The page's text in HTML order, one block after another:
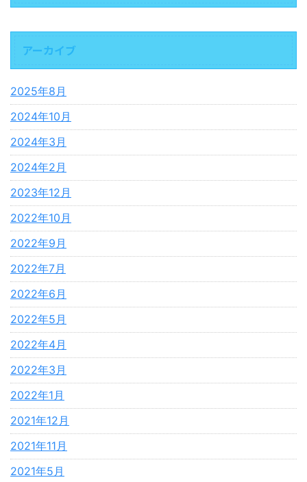
アーカイブ
2025年8月
2024年10月
2024年3月
2024年2月
2023年12月
2022年10月
2022年9月
2022年7月
2022年6月
2022年5月
2022年4月
2022年3月
2022年1月
2021年12月
2021年11月
2021年5月